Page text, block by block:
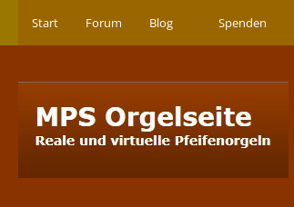
Start Forum Blog Spenden